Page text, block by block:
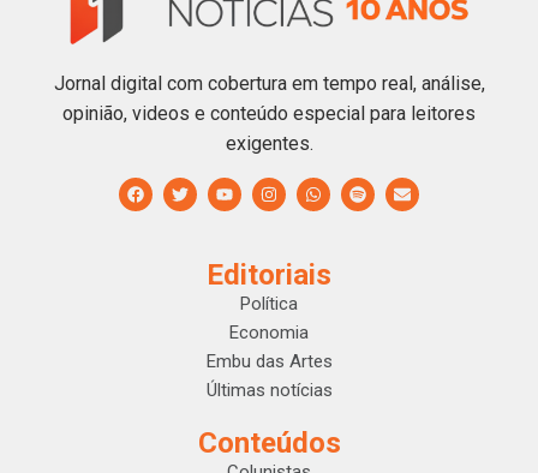
Jornal digital com cobertura em tempo real, análise,
opinião, videos e conteúdo especial para leitores
exigentes.
Editoriais
Política
Economia
Embu das Artes
Últimas notícias
Conteúdos